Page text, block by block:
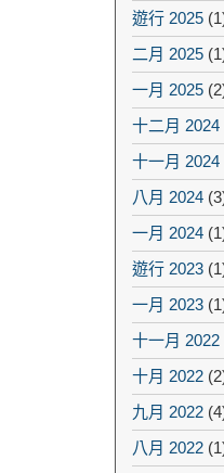
遊行 2025
二月 2025
一月 2025
十二月 2024
十一月 2024
八月 2024
一月 2024
遊行 2023
一月 2023
十一月 2022
十月 2022
九月 2022
八月 2022